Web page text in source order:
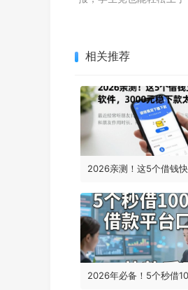
相关推荐